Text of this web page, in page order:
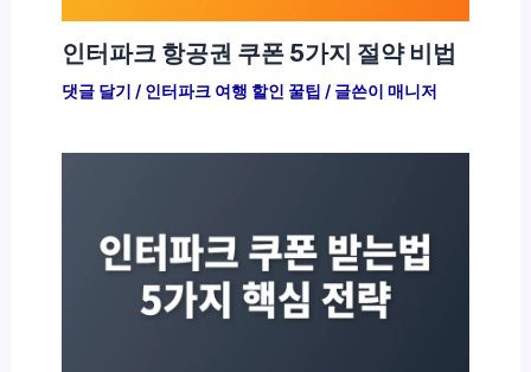
인터파크 항공권 쿠폰 5가지 절약 비법
댓글 달기 / 인터파크 여행 할인 꿀팁 / 글쓴이 매니저